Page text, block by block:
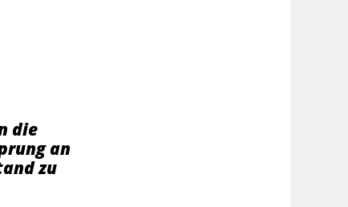
die
an
zu